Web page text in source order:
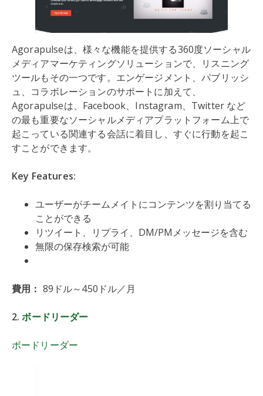
Agorapulseは、様々な機能を提供する360度ソーシャル
メディアマーケティングソリューションで、リスニング
ツールもその一つです。エンゲージメント、パブリッシ
ュ、コラボレーションのサポートに加えて、
Agorapulseは、Facebook、Instagram、Twitter など
の最も重要なソーシャルメディアプラットフォーム上で
起こっている関連する会話に着目し、すぐに行動を起こ
すことができます。
Key Features:
ユーザーがチームメイトにコンテンツを割り当てる
ことができる
リツイート、リプライ、DM/PMメッセージを含む
無限の保存検索が可能
費用： 89ドル～450ドル／月
2.ボードリーダー
ボードリーダー